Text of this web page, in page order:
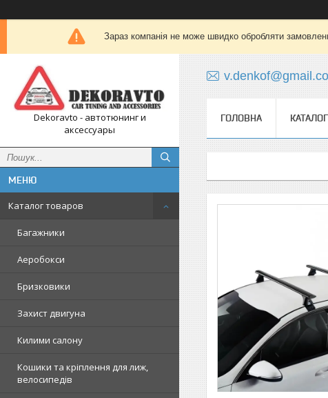
Зараз компанія не може швидко обробляти
Dekoravto - автотюнинг и
аксессуары
Каталог товаров
Багажники
Аеробокси
Бризковики
Захист двигуна
Килими салону
Кошики та кріплення для лиж,
велосипедів
ГОЛОВНА